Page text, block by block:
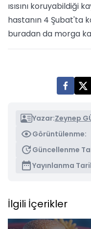
ısısını koruyabildiği
hastanın 4 Şubat'ta
buradan da morga
Yazar:Zeynep
Görüntülenme:
Güncellenme
Yayınlanma
İlgili İçerikler